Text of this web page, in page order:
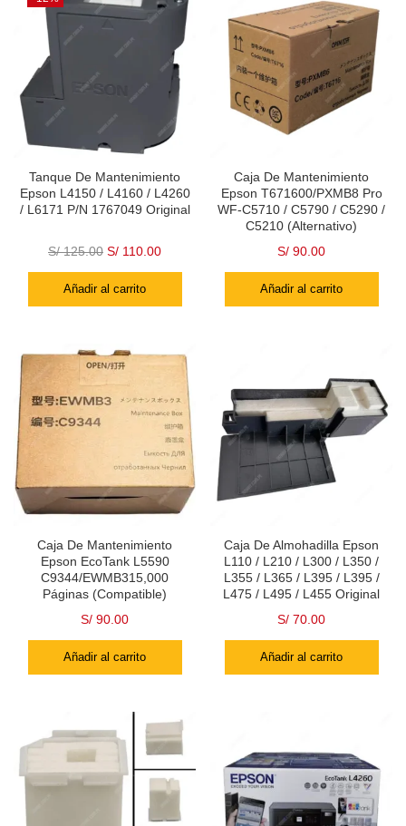
Tanque De Mantenimiento
Epson L4150 / L4160 / L4260
/ L6171 P/N 1767049 Original
S/125.00 S/ 110.00
Añadir al carrito
Caja De Mantenimiento
Epson T671600/PXMB8 Pro
WF-C5710 / C5790 / C5290 /
C5210 (Alternativo)
S/ 90.00
Añadir al carrito
Caja De Mantenimiento
Epson EcoTank L5590
C9344/EWMB315,000
Páginas (Compatible)
S/ 90.00
Añadir al carrito
Caja De Almohadilla Epson
L110 / L210 / L300 / L350 /
L355 / L365 / L395 / L395 /
L475 / L495 / L455 Original
S/ 70.00
Añadir al carrito